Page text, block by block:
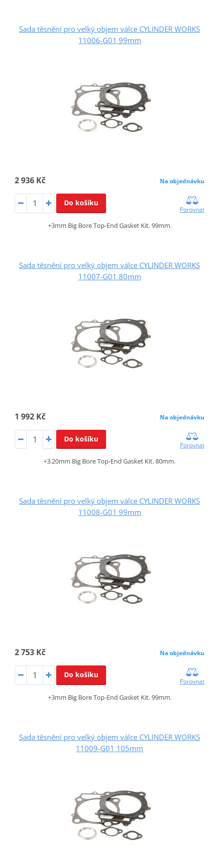
Sada těsnění pro velký objem válce CYLINDER WORKS
11006-G01 99mm
2 936 Kč Na objednávku
Do košíku
Porovnat
+3mm Big Bore Top-End Gasket Kit. 99mm.
Sada těsnění pro velký objem válce CYLINDER WORKS
11007-G01 80mm
1 992 Kč Na objednávku
Do košíku
Porovnat
+3.20mm Big Bore Top-End Gasket Kit. 80mm.
Sada těsnění pro velký objem válce CYLINDER WORKS
11008-G01 99mm
2 753 Kč Na objednávku
Do košíku
Porovnat
+3mm Big Bore Top-End Gasket Kit. 99mm.
Sada těsnění pro velký objem válce CYLINDER WORKS
11009-G01 105mm